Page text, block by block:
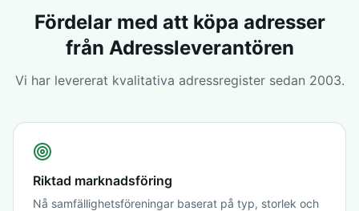
Fördelar med att köpa adresser
från Adressleverantören
Vi har levererat kvalitativa adressregister sedan 2003.
Riktad marknadsföring
Nå samfällighetsföreningar baserat på typ, storlek och